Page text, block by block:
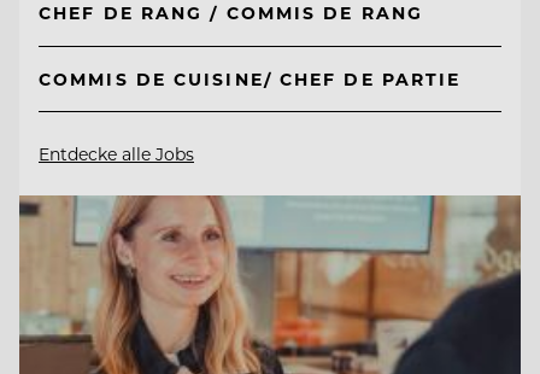
CHEF DE RANG / COMMIS DE RANG
COMMIS DE CUISINE/ CHEF DE PARTIE
Entdecke alle Jobs